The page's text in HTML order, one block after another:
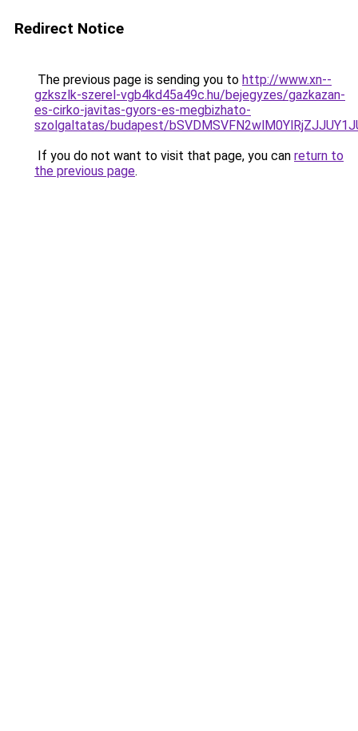
Redirect Notice
The previous page is sending you to http://www.xn--
gzkszlk-szerel-vgb4kd45a49c.hu/bejegyzes/gazkazan-
es-cirko-javitas-gyors-es-megbizhato-
szolgaltatas/budapest/
If you do not want to visit that page, you can return to
the previous page.